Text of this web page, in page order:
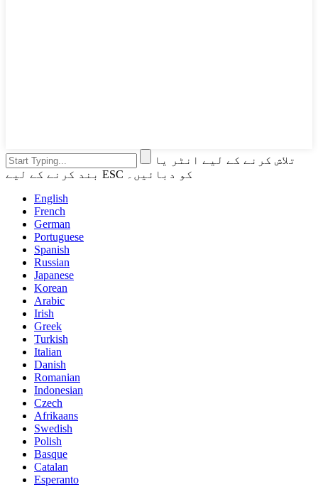
تلاش کرنے کے لیے انٹر یا
بند کرنے کے لیے ESC کو دبائیں۔
English
French
German
Portuguese
Spanish
Russian
Japanese
Korean
Arabic
Irish
Greek
Turkish
Italian
Danish
Romanian
Indonesian
Czech
Afrikaans
Swedish
Polish
Basque
Catalan
Esperanto